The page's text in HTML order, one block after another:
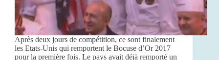
Après deux jours de compétition, ce sont finalement
les Etats-Unis qui remportent le Bocuse d’Or 2017
pour la première fois. Le pays avait déjà remporté un